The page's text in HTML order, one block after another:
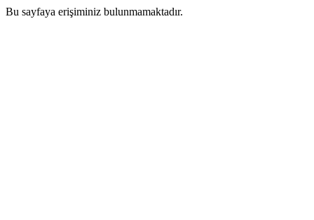
Bu sayfaya erişiminiz bulunmamaktadır.